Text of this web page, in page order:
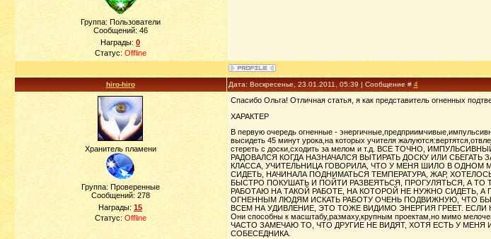
Группа: Пользователи
Сообщений: 46
Награды: 0
Статус: Offline
hiro-hiro Дата: Воскресенье, 23.01.2011, 05:39 | Сообщение # 4
Хранитель пламени
Группа: Проверенные
Сообщений:278
Награды:15
Статус: Offline
Спасибо Ольга! Отличная статья, я как представитель огненных
ХАРАКТЕР
В первую очередь огненные -
высидеть 45 минут урока,на которых учителя
стереть с доски,сходить за мелом и т.д. ВСЕ ТОЧНО,
РАДОВАЛСЯ КОГДА НАЗНАЧАЛСЯ ВЫТИРАТЬ ДОСКУ ИЛИ
КЛАССА, УЧИТЕЛЬНИЦА ГОВОРИЛА, ЧТО У МЕНЯ ШИЛО В
СИДЕТЬ, НАЧИНАЛА ПОДНИМАТЬСЯ ТЕМПЕРАТУРА, ЖАР,
БЫСТРО ПОКУШАТЬ И ПОЙТИ РАЗВЕЯТЬСЯ, ПРОГУЛЯТЬСЯ, А ТО
РАБОТАЮ НА ТАКОЙ РАБОТЕ, НА КОТОРОЙ НЕ НУЖНО СИДЕТЬ,
ОГНЕННЫМ ЛЮДЯМ ИСКАТЬ РАБОТУ ОЧЕНЬ ПОДВИЖНУЮ, ЧТО БЫ
ВСЕМ НА УДИВЛЕНИЕ, ЭТО ТОЖЕ ВИДИМО ЭНЕРГИЯ ГРЕЕТ.
Они способны к масштабу,размаху,крупным проектам,но мимо
ЧАСТО ЗАМЕЧАЮ ТО, ЧТО ДРУГИЕ НЕ ВИДЯТ, ХОТЯ ЕСТЬ У
СОБЕСЕДНИКА.